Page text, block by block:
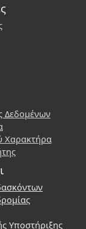
Δεδομένων
Χαρακτήρα
Υποστήριξης